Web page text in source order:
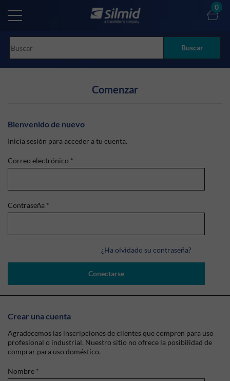
main
Buscar
0
Comenzar
Bienvenido de nuevo
Inicia sesión para acceder a tu cuenta.
Correo electrónico *
Contraseña *
¿Ha olvidado su contraseña?
Conectarse
Crear una cuenta
Agradecemos las inscripciones de clientes que compren para uso
profesional o industrial. Nuestro sitio no ofrece la posibilidad de
comprar para uso doméstico.
Nombre *